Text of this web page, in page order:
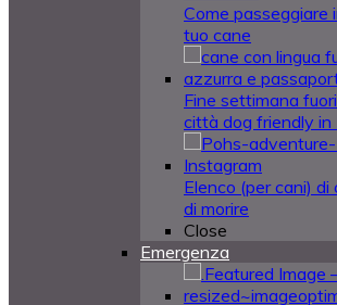
Come passeggiare
tuo cane
Fine settimana
città dog friendly in
Elenco (per cani)
di morire
Close
Emergenza